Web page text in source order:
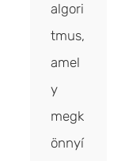
algori
tmus,
amel
y
megk
önnyí